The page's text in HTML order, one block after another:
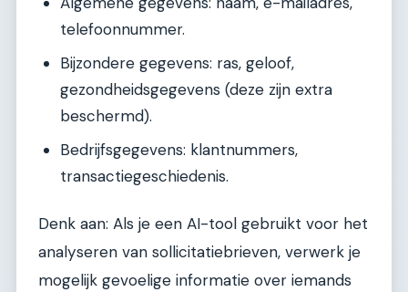
telefoonnummer.
Bijzondere gegevens: ras, geloof,
gezondheidsgegevens (deze zijn extra
beschermd).
Bedrijfsgegevens: klantnummers,
transactiegeschiedenis.
Denk aan: Als je een AI-tool gebruikt voor het
analyseren van sollicitatiebrieven, verwerk je
mogelijk gevoelige informatie over iemands